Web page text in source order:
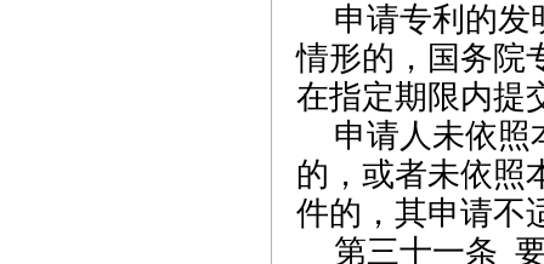
申请专利的发
情形的，国务院
在指定期限内提
申请人未依照
的，或者未依照
件的，其申请不
第三十一条